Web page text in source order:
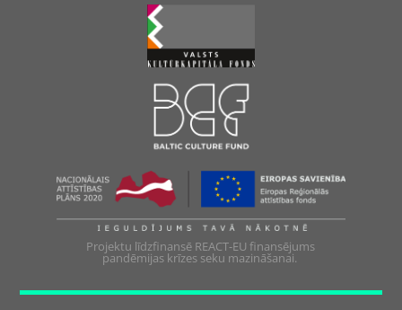
Projektu līdzfinansē REACT-EU finansējums
pandēmijas krīzes seku mazināšanai.